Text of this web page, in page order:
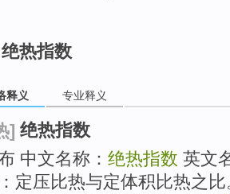
热指数
释义 专业释义
] 绝热指数
中文名称： 绝热指数 英文
定压比热与定体积比热之